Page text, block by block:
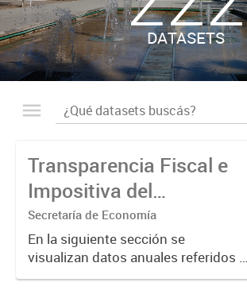
DATASETS
Transparencia Fiscal e
Impositiva del
Municipio. Año 2023
Secretaría de Economía
En la siguiente sección se
visualizan datos anuales referidos a
la transparencia fiscal e impositiva